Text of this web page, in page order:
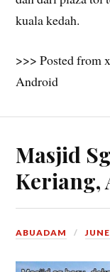
kuala kedah.
>>> Posted from
Android
Masjid
Keriang,
ABUADAM